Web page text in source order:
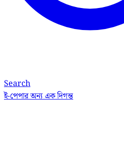
Search
ই-পেপারঅন্য এক দিগন্ত